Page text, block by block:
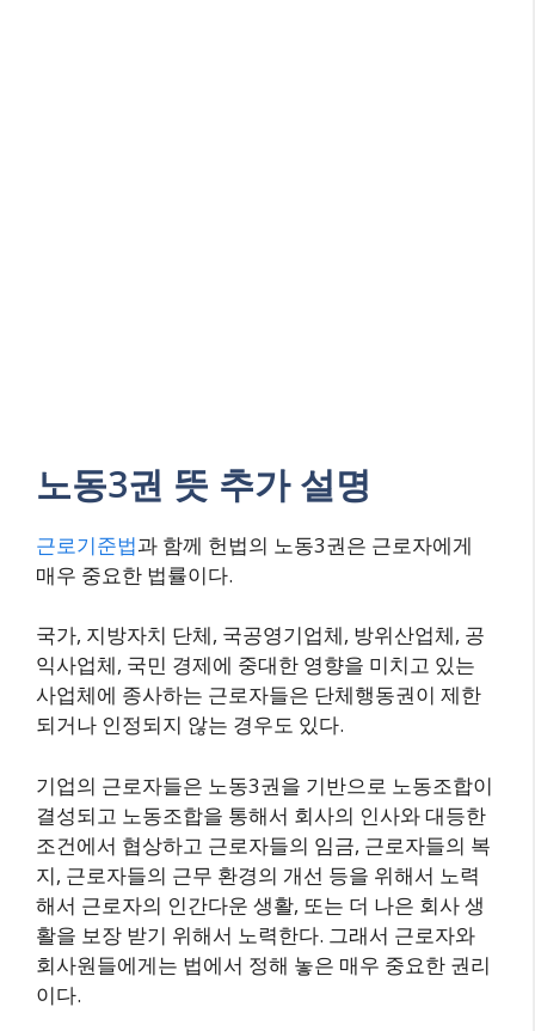
노동3권 뜻 추가 설명
근로기준법과 함께 헌법의 노동3권은 근로자에게
매우 중요한 법률이다.
국가, 지방자치 단체, 국공영기업체, 방위산업체, 공
익사업체, 국민 경제에 중대한 영향을 미치고 있는
사업체에 종사하는 근로자들은 단체행동권이 제한
되거나 인정되지 않는 경우도 있다.
기업의 근로자들은 노동3권을 기반으로 노동조합이
결성되고 노동조합을 통해서 회사의 인사와 대등한
조건에서 협상하고 근로자들의 임금, 근로자들의 복
지, 근로자들의 근무 환경의 개선 등을 위해서 노력
해서 근로자의 인간다운 생활, 또는 더 나은 회사 생
활을 보장 받기 위해서 노력한다. 그래서 근로자와
회사원들에게는 법에서 정해 놓은 매우 중요한 권리
이다.